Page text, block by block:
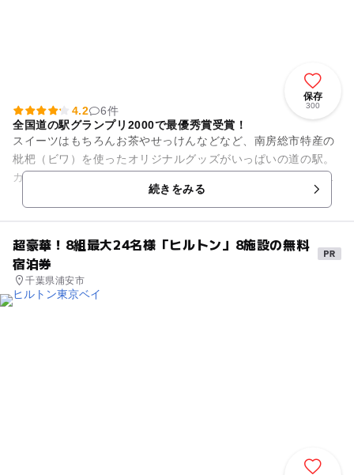
保存
300
4.2
6件
全国道の駅グランプリ2000で最優秀賞受賞！
スイーツはもちろんお茶やせっけんなどなど、南房総市特産の
枇杷（ビワ）を使ったオリジナルグッズがいっぱいの道の駅。
カフェにも枇杷カレー、枇杷パフェ、枇杷ソフトクリームとい
った大粒の枇杷をたっぷり使...続きをみる
超豪華！8組最大24名様「ヒルトン」8施設の無料
宿泊券
千葉県浦安市